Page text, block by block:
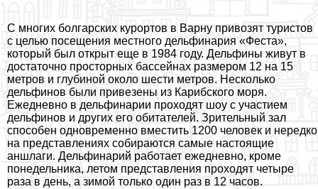
С многих болгарских курортов в Варну привозят туристов
с целью посещения местного дельфинария «Феста»,
который был открыт еще в 1984 году. Дельфины живут в
достаточно просторных бассейнах размером 12 на 15
метров и глубиной около шести метров. Несколько
дельфинов были привезены из Карибского моря.
Ежедневно в дельфинарии проходят шоу с участием
дельфинов и других его обитателей. Зрительный зал
способен одновременно вместить 1200 человек и нередко
на представлениях собираются самые настоящие
аншлаги. Дельфинарий работает ежедневно, кроме
понедельника, летом представления проходят четыре
раза в день, а зимой только один раз в 12 часов.